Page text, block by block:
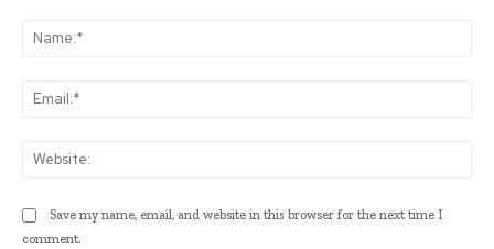
Save my name, email, and website in this browser for the next time I
comment.